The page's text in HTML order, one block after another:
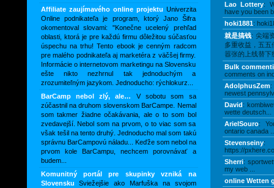
Affiliate zaujímavého online projektu Univerzita
Online podnikateľa je program, ktorý Jano Šifra
okomentoval slovami: "Konečne ucelený prehľad
oblasti, ktorá je pre každú firmu dôležitou súčasťou
úspechu na trhu! Tento ebook je cenným radcom
pre malého podnikateľa aj marketéra z väčšej firmy.
Informácie o internetovom marketingu na Slovensku
ešte nikto nezhrnul tak jednoduchým a
zrozumiteľným jazykom. Jednoducho: rýchlokurz...
BarCamp nebol zlý, ale…
V sobotu som sa
zúčastnil na druhom slovenskom BarCampe. Nemal
som takmer žiadne očakávania, ale o to som bol
zvedavejší. Nebol som na prvom, o to viac som sa
však tešil na tento druhý. Jednoducho mal som takú
správnu BarCampovú náladu... Keďže som nebol na
prvom kole BarCampu, nechcem porovnávať a
budem...
Komunitný portál pre skupinky vzniká na
Slovensku Sviežejšie ako Marfuška na svojom
Lao Lottery:
have you been
hoki1881:
就是搞钱: 尖端
多重收益，五五
嚣张的上线替下
Bulk
comments on
AdolphusZem:
newest
David:
wette deutsch...
ArielSouro:
ontario canada
Stevenseiny:
https://
Sherri:
my web ...
online Wetten